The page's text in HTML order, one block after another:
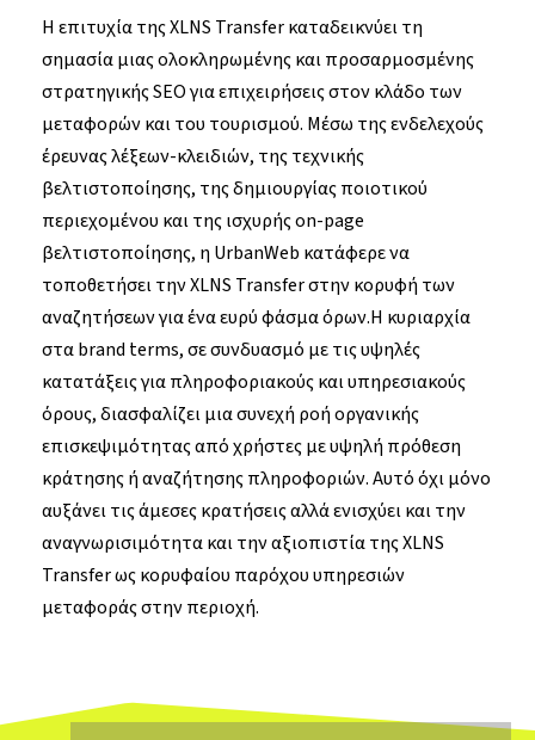
Η επιτυχία της XLNS Transfer καταδεικνύει τη
σημασία μιας ολοκληρωμένης και προσαρμοσμένης
στρατηγικής SEO για επιχειρήσεις στον κλάδο των
μεταφορών και του τουρισμού. Μέσω της ενδελεχούς
έρευνας λέξεων-κλειδιών, της τεχνικής
βελτιστοποίησης, της δημιουργίας ποιοτικού
περιεχομένου και της ισχυρής on-page
βελτιστοποίησης, η UrbanWeb κατάφερε να
τοποθετήσει την XLNS Transfer στην κορυφή των
αναζητήσεων για ένα ευρύ φάσμα όρων.Η κυριαρχία
στα brand terms, σε συνδυασμό με τις υψηλές
κατατάξεις για πληροφοριακούς και υπηρεσιακούς
όρους, διασφαλίζει μια συνεχή ροή οργανικής
επισκεψιμότητας από χρήστες με υψηλή πρόθεση
κράτησης ή αναζήτησης πληροφοριών. Αυτό όχι μόνο
αυξάνει τις άμεσες κρατήσεις αλλά ενισχύει και την
αναγνωρισιμότητα και την αξιοπιστία της XLNS
Transfer ως κορυφαίου παρόχου υπηρεσιών
μεταφοράς στην περιοχή.